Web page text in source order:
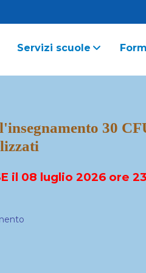
Servizi scuole
30
il 08 luglio 2026 ore